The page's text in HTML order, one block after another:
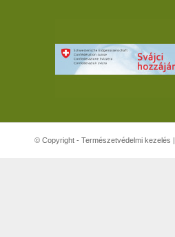
© Copyright - Természetvédelmi kezelés |